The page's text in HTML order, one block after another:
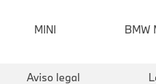
MINI BMW
Aviso legal